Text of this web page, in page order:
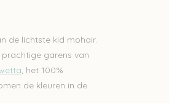
de lichtste kid mohair.
garens van
, het 100%
de kleuren in de